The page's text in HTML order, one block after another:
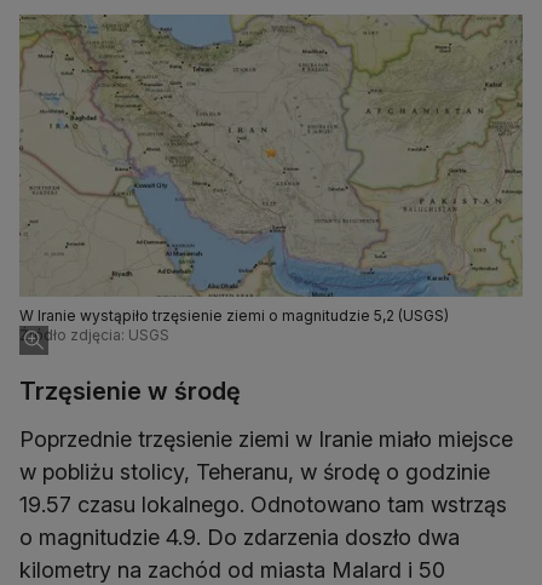
W Iranie wystąpiło trzęsienie ziemi o magnitudzie 5,2 (USGS)
Źródło zdjęcia: USGS
Trzęsienie w środę
Poprzednie trzęsienie ziemi w Iranie miało miejsce
w pobliżu stolicy, Teheranu, w środę o godzinie
19.57 czasu lokalnego. Odnotowano tam wstrząs
o magnitudzie 4.9. Do zdarzenia doszło dwa
kilometry na zachód od miasta Malard i 50